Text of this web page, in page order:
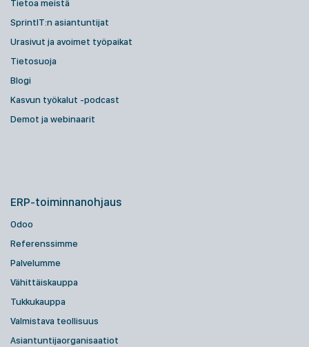
Tietoa meistä
SprintIT:n asiantuntijat
Urasivut ja avoimet työpaikat
Tietosuoja
Blogi
Kasvun työkalut -podcast
Demot ja webinaarit
ERP-toiminnanohjaus
Odoo
Referenssimme
Palvelumme
Vähittäiskauppa
Tukkukauppa
Valmistava teollisuus
Asiantuntijaorganisaatiot